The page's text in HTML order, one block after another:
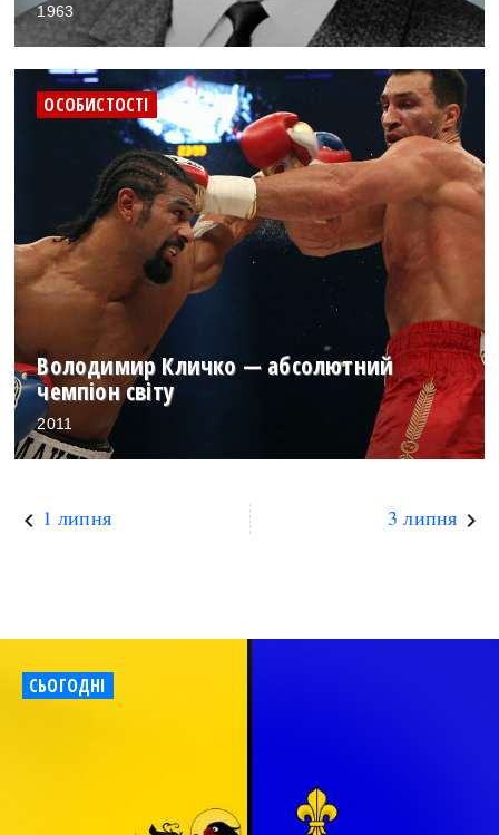
1963
ОСОБИСТОСТІ
Володимир Кличко — абсолютний
чемпіон світу
2011
keyboard_arrow_left 1 липня 3 липня keyboard_arrow_right
СЬОГОДНІ